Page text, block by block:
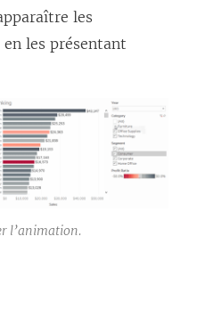
les
les présentant
l’animation.